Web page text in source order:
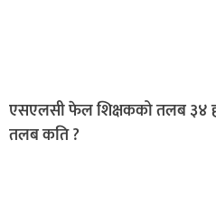
एसएलसी फेल शिक्षकको तलब ३४
तलब कति ?